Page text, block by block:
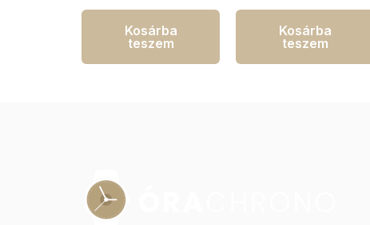
Kosárba
teszem
Kosárba
teszem